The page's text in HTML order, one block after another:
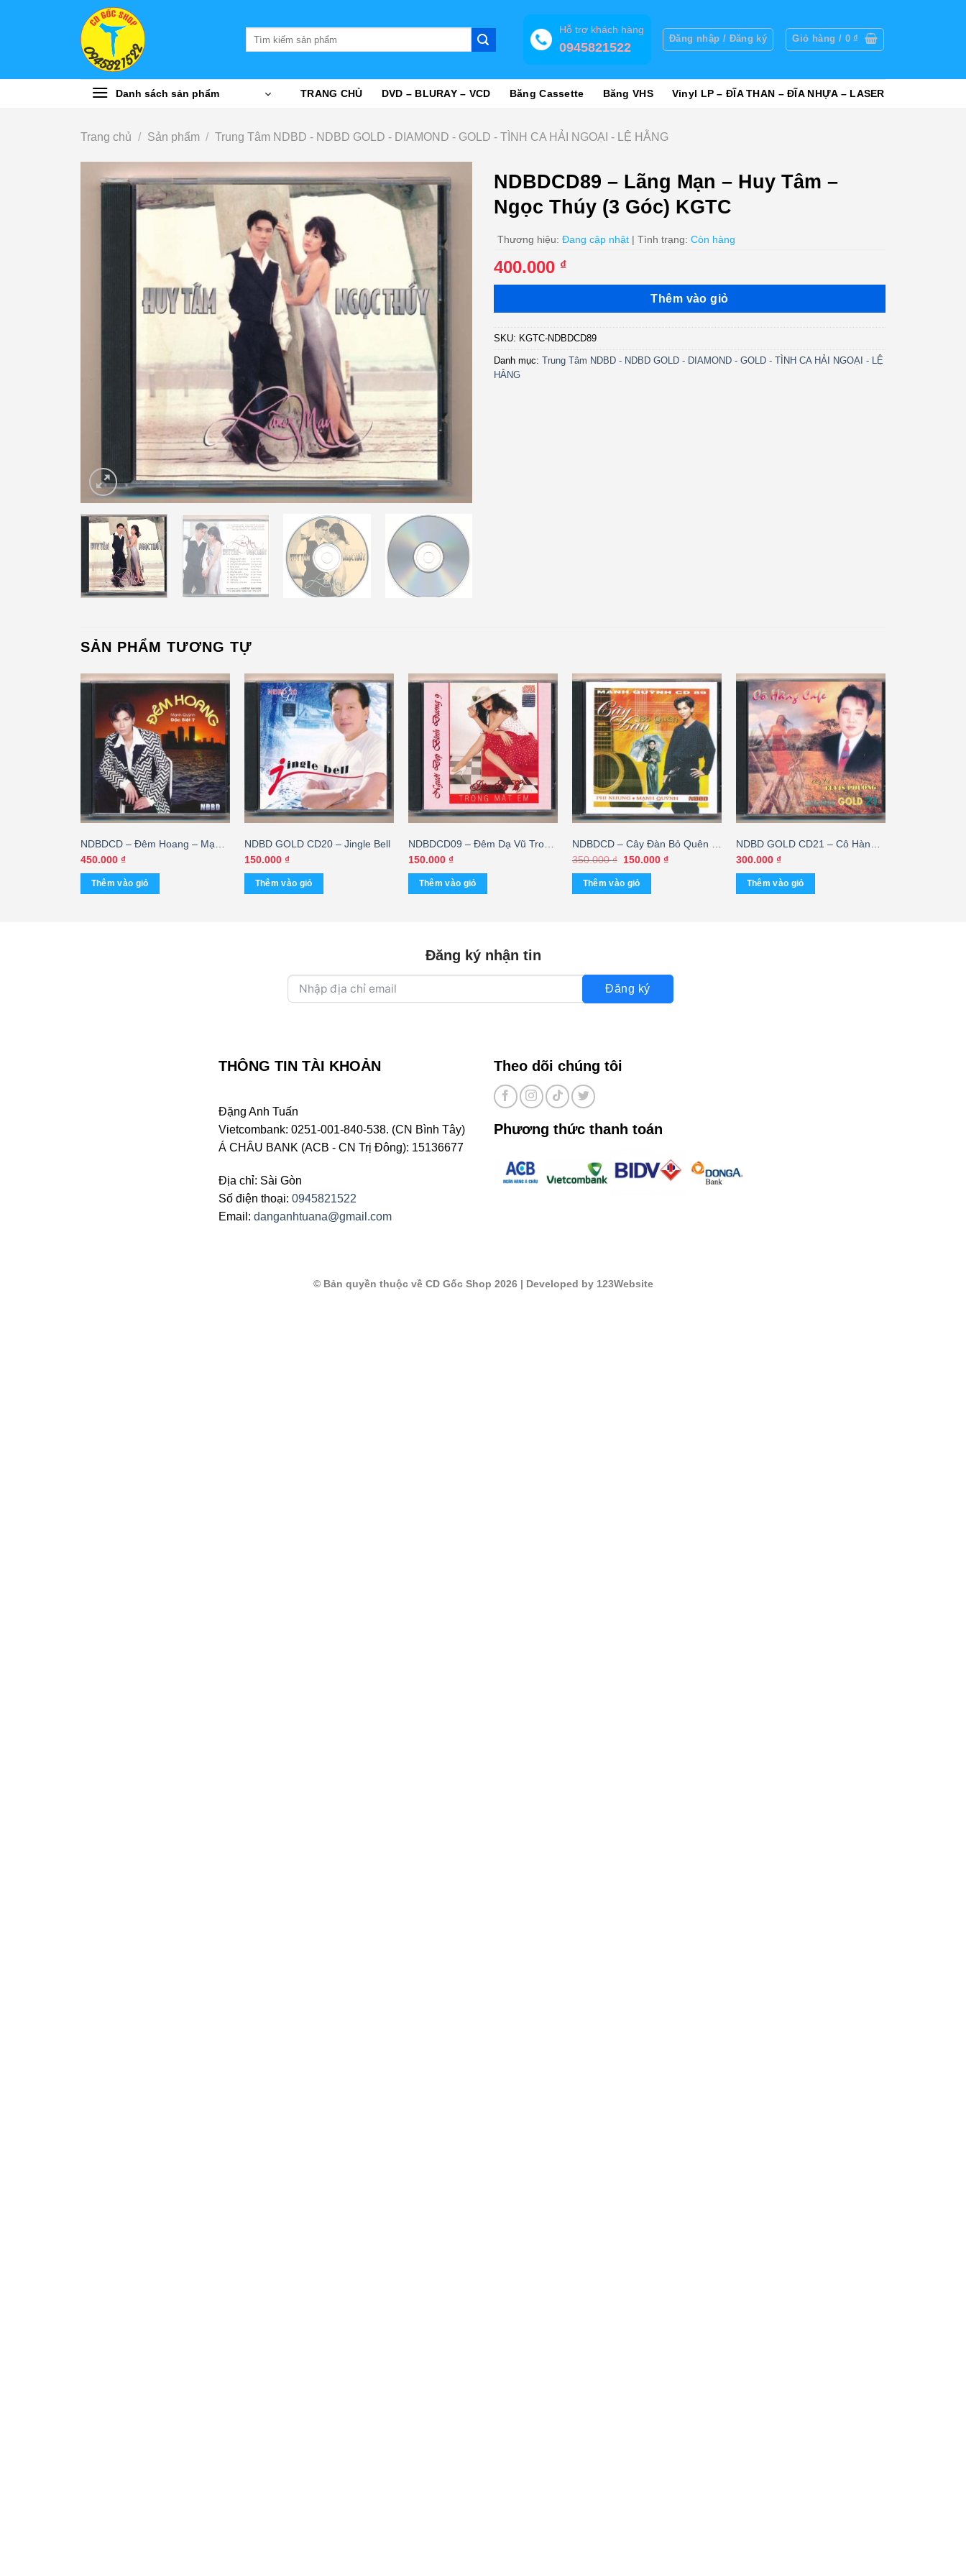
Hỗ trợ khách hàng
0945821522
Đăng nhập / Đăng ký Giỏ hàng / 0₫
Danh sách sản phẩm TRANG CHỦ DVD – BLURAY – VCD Băng Cassette Băng VHS Vinyl LP – ĐĨA THAN – ĐĨA NHỰA – LASER
Trang chủ / Sản phẩm / Trung Tâm NDBD - NDBD GOLD - DIAMOND - GOLD - TÌNH CA HẢI NGOẠI - LỆ HẰNG
NDBDCD89 – Lãng Mạn – Huy Tâm –
Ngọc Thúy (3 Góc) KGTC
Thương hiệu: Đang cập nhật | Tình trạng: Còn hàng
400.000 ₫
Thêm vào giỏ
SKU: KGTC-NDBDCD89
Danh mục: Trung Tâm NDBD - NDBD GOLD - DIAMOND - GOLD - TÌNH CA HẢI NGOẠI - LỆ
HẰNG
SẢN PHẨM TƯƠNG TỰ
NDBDCD – Đêm Hoang – Mạnh
Quỳnh Đặc Biệt 7
450.000 ₫
Thêm vào giỏ
NDBD GOLD CD20 – Jingle Bell
150.000 ₫
Thêm vào giỏ
NDBDCD09 – Đêm Dạ Vũ Trong
Mắt Em
150.000 ₫
Thêm vào giỏ
NDBDCD – Cây Đàn Bỏ Quên –
Mạnh Quỳnh 89 (KHÔNG BÌA
GỐC)
350.000₫ Giá
là:
350.000 ₫.
150.000 ₫Giá
Thêm vào giỏ
NDBD GOLD CD21 – Cô Hàng
Cafe – Elvis Phương (CEI)
300.000 ₫
Thêm vào giỏ
Đăng ký nhận tin
Đăng ký
THÔNG TIN TÀI KHOẢN
Đặng Anh Tuấn
Vietcombank: 0251-001-840-538. (CN Bình Tây)
Á CHÂU BANK (ACB - CN Trị Đông): 15136677
Địa chỉ: Sài Gòn
Số điện thoại: 0945821522
Email: danganhtuana@gmail.com
Theo dõi chúng tôi
Phương thức thanh toán
© Bản quyền thuộc về CD Gốc Shop 2026| Developed by 123Website